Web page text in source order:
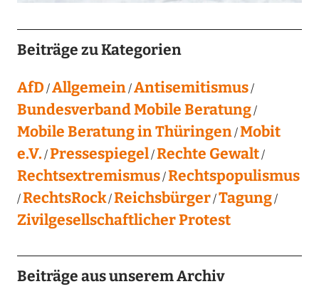
Beiträge zu Kategorien
AfD Allgemein Antisemitismus
Bundesverband Mobile Beratung
Mobile Beratung in Thüringen Mobit
e.V. Pressespiegel Rechte Gewalt
Rechtsextremismus Rechtspopulismus
RechtsRock Reichsbürger Tagung
Zivilgesellschaftlicher Protest
Beiträge aus unserem Archiv